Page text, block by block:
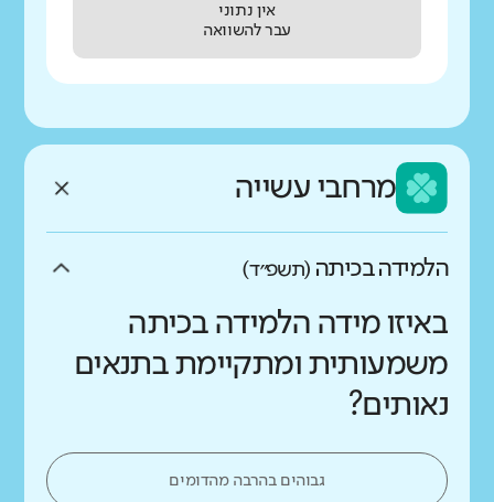
אין נתוני
עבר להשוואה
מרחבי עשייה
הלמידה בכיתה (תשפ״ד)
באיזו מידה הלמידה בכיתה
משמעותית ומתקיימת בתנאים
נאותים?
גבוהים בהרבה מהדומים